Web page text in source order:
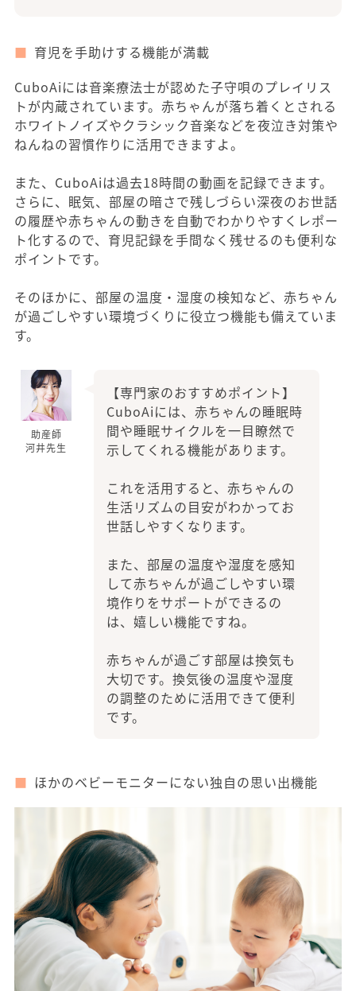
育児を手助けする機能が満載
CuboAiには音楽療法士が認めた子守唄のプレイリス
トが内蔵されています。赤ちゃんが落ち着くとされる
ホワイトノイズやクラシック音楽などを夜泣き対策や
ねんねの習慣作りに活用できますよ。
また、CuboAiは過去18時間の動画を記録できます。
さらに、眠気、部屋の暗さで残しづらい深夜のお世話
の履歴や赤ちゃんの動きを自動でわかりやすくレポー
ト化するので、育児記録を手間なく残せるのも便利な
ポイントです。
そのほかに、部屋の温度・湿度の検知など、赤ちゃん
が過ごしやすい環境づくりに役立つ機能も備えていま
す。
助産師
河井先生
【専門家のおすすめポイント】
CuboAiには、赤ちゃんの睡眠時
間や睡眠サイクルを一目瞭然で
示してくれる機能があります。
これを活用すると、赤ちゃんの
生活リズムの目安がわかってお
世話しやすくなります。
また、部屋の温度や湿度を感知
して赤ちゃんが過ごしやすい環
境作りをサポートができるの
は、嬉しい機能ですね。
赤ちゃんが過ごす部屋は換気も
大切です。換気後の温度や湿度
の調整のために活用できて便利
です。
ほかのベビーモニターにない独自の思い出機能